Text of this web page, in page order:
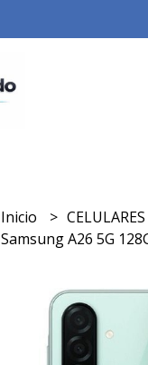
Inicio CELULARES
Samsung A26 5G